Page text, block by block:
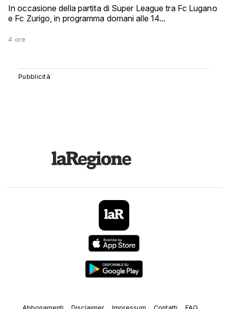
In occasione della partita di Super League tra Fc Lugano
e Fc Zurigo, in programma domani alle 14...
4 ore